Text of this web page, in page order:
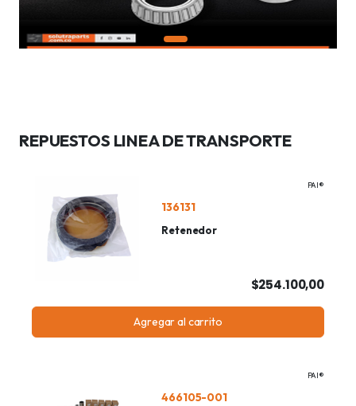
REPUESTOS LINEA DE TRANSPORTE
PAI®
136131
Retenedor
$254.100,00
Agregar al carrito
PAI®
466105-001